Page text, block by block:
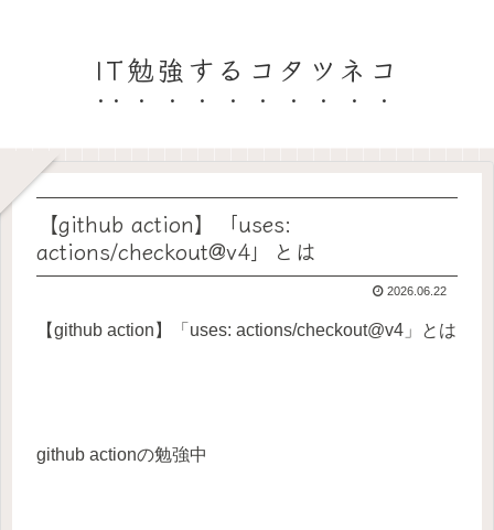
IT勉強するコタツネコ
【github action】「uses:
actions/checkout@v4」とは
2026.06.22
【github action】「uses: actions/checkout@v4」とは
github actionの勉強中